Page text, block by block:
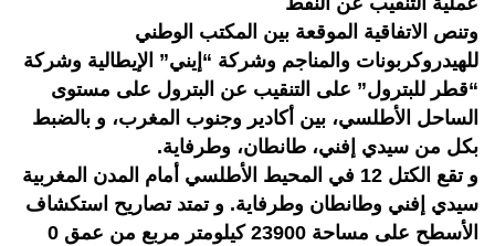
وتنص الاتفاقية الموقعة بين المكتب الوطني
للهيدروكربونات والمناجم وشركة “إيني” الإيطالية وشركة
“قطر للبترول” على التنقيب عن البترول على مستوى
الساحل الأطلسي، بين أكادير وجنوب المغرب، و بالضبط
بكل من سيدي إفني، طانطان، وطرفاية.
و تقع الكتل 12 في المحيط الأطلسي أمام المدن المغربية
سيدي إفني وطانطان وطرفاية. و تمتد تصاريح استكشاف
الأسطح على مساحة 23900 كيلومتر مربع من عمق 0